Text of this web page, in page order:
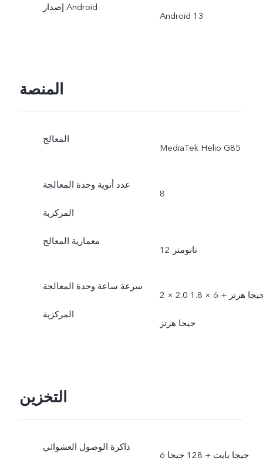
إصدار Android
Android 13
المنصة
المعالج
MediaTek Helio G85
عدد أنوية وحدة المعالجة
المركزية
8
معمارية المعالج
12 نانومتر
سرعة ساعة وحدة المعالجة
المركزية
2 × 2.0 جيجا هرتز + 6 × 1.8
جيجا هرتز
التخزين
ذاكرة الوصول العشوائي
6 جيجا بايت + 128 جيجا